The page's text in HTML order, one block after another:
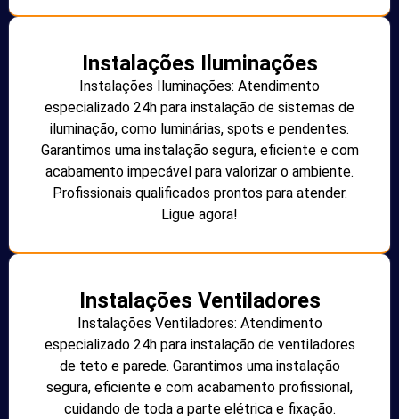
Instalações Iluminações
Instalações Iluminações: Atendimento
especializado 24h para instalação de sistemas de
iluminação, como luminárias, spots e pendentes.
Garantimos uma instalação segura, eficiente e com
acabamento impecável para valorizar o ambiente.
Profissionais qualificados prontos para atender.
Ligue agora!
Instalações Ventiladores
Instalações Ventiladores: Atendimento
especializado 24h para instalação de ventiladores
de teto e parede. Garantimos uma instalação
segura, eficiente e com acabamento profissional,
cuidando de toda a parte elétrica e fixação.